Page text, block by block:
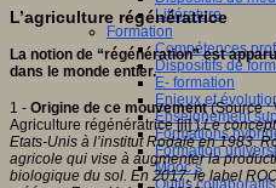
Littérature
Formation
Compétences
Dispositifs de
E- formation
Enjeux et
Enseignement
Formations
Formation
Mooc’s
Outils collaboratifs
L’agriculture régénératrice
La notion de “régénération” est
dans le monde entier.
1 - Origine de ce mouvement(Source :
Agriculture régénératrice [ii] ).Le
Etats-Unis à l’institut Rodale en 1983.
agricole qui vise à augmenter la
biologique du sol. En 2017, le label